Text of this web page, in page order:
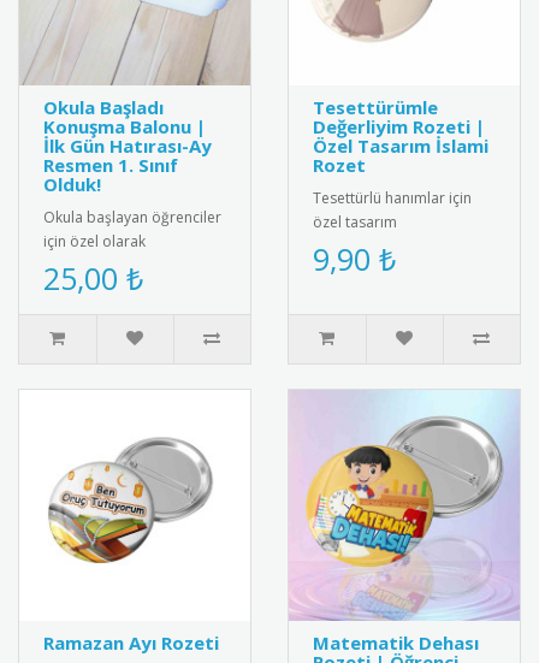
Okula Başladı
Konuşma Balonu |
İlk Gün Hatırası-Ay
Resmen 1. Sınıf
Olduk!
Okula başlayan öğrenciler
için özel olarak
tasarlanmış konuşma
balonu. Anaokulu, ilkokul
1. sınıf ve..
25,00 ₺
Tesettürümle
Değerliyim Rozeti |
Özel Tasarım İslami
Rozet
Tesettürlü hanımlar için
özel tasarım
"Tesettürümle Değerliyim"
rozeti. Yüksek kaliteli metal
9,90 ₺
Ramazan Ayı Rozeti
Matematik Dehası